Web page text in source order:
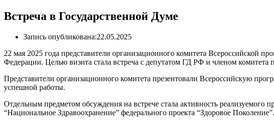
Встреча в Государственной Думе
Запись опубликована:22.05.2025
22 мая 2025 года представители организационного комитета Всероссийской
Федерации. Целью визита стала встреча с депутатом ГД РФ и членом
Представители организационного комитета презентовали Всероссийскую
успешной работы.
Отдельным предметом обсуждения на встрече стала активность
“Национальное Здравоохранение” федерального проекта “Здоровое Поколение”.